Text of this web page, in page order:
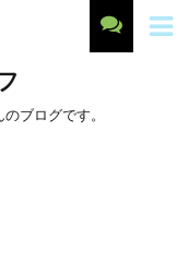
ブログです。